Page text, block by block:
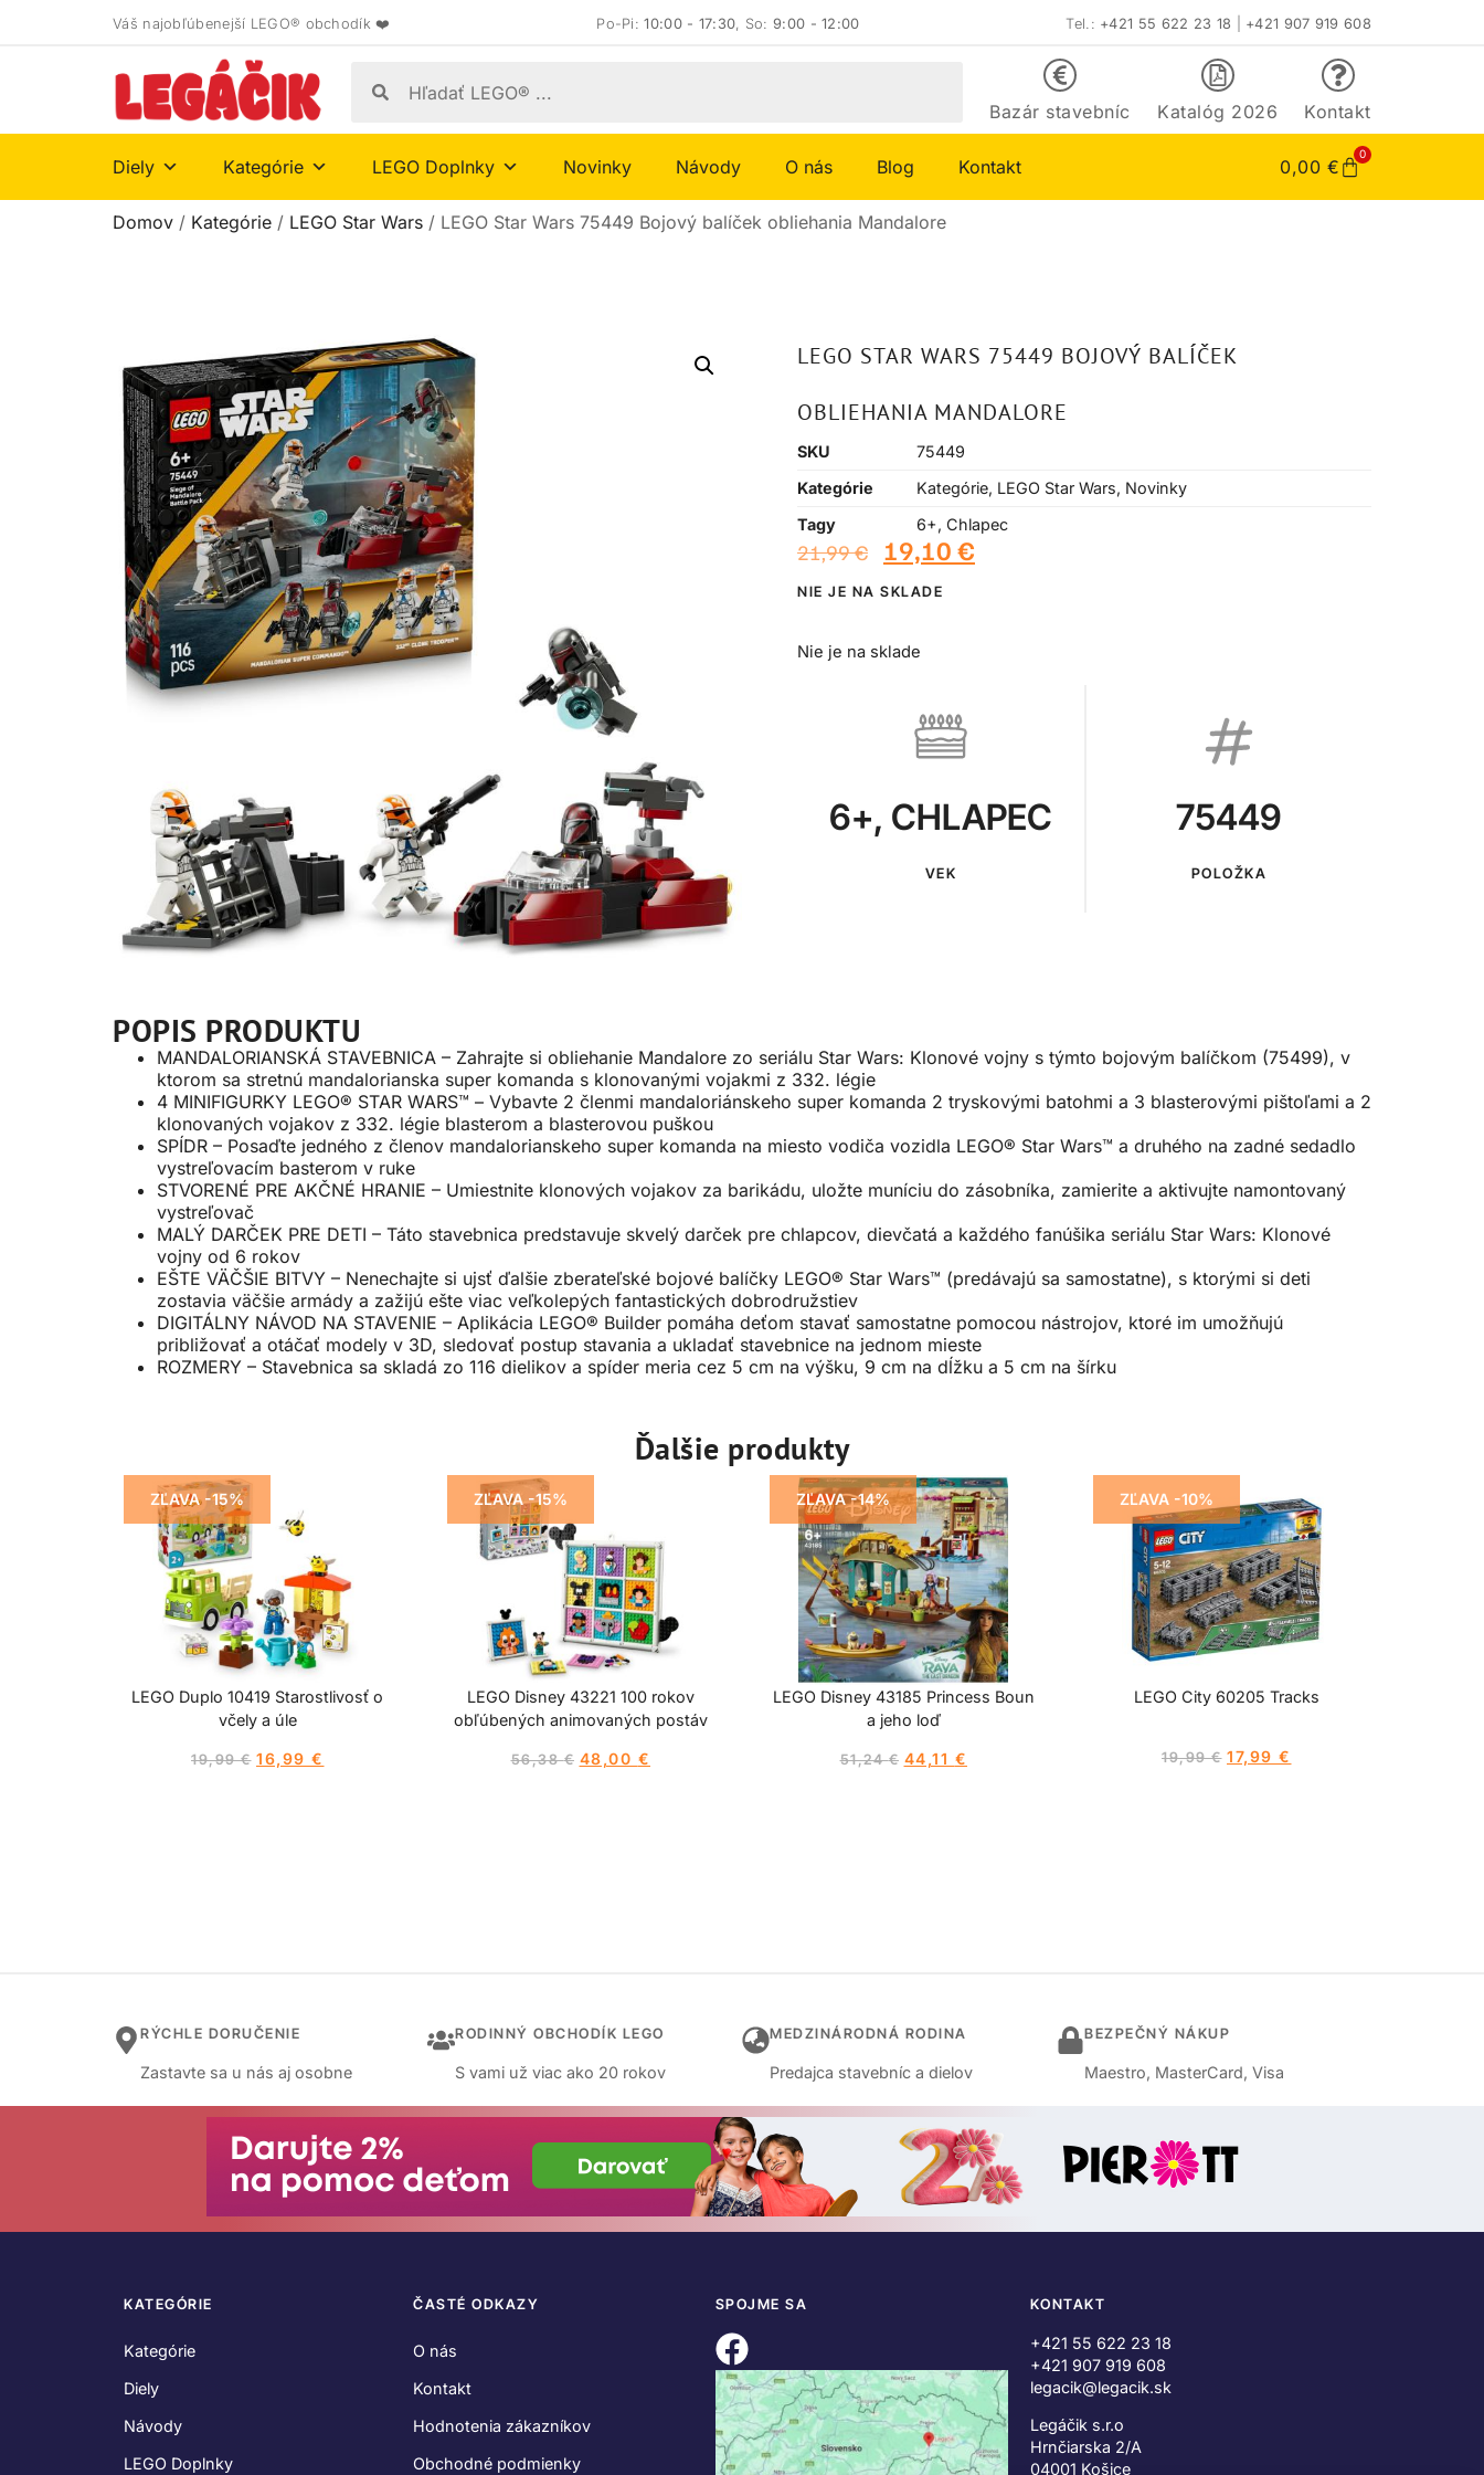
Váš najobľúbenejší LEGO® obchodík ❤️ Po-Pi:10:00 - 17:30, So:9:00 - 12:00 Tel.: +421 55 622 23 18 +421 907 919 608
Bazár stavebníc Katalóg 2026 Kontakt
Diely Kategórie LEGO Doplnky Novinky Návody O nás Blog Kontakt 0,00 €
0
Domov / Kategórie / LEGO Star Wars / LEGO Star Wars 75449 Bojový balíček obliehania Mandalore
LEGO STAR WARS 75449 BOJOVÝ BALÍČEK
OBLIEHANIA MANDALORE
SKU
75449
Kategórie
Kategórie, LEGO Star Wars, Novinky
Tagy
6+, Chlapec
21,99€ 19,10 €
NIE JE NA SKLADE
Nie je na sklade
6+, CHLAPEC
VEK
75449
POLOŽKA
POPIS PRODUKTU
MANDALORIANSKÁ STAVEBNICA – Zahrajte si obliehanie Mandalore zo seriálu Star Wars: Klonové vojny s týmto bojovým balíčkom (75499), v
ktorom sa stretnú mandalorianska super komanda s klonovanými vojakmi z 332. légie
4 MINIFIGURKY LEGO® STAR WARS™ – Vybavte 2 členmi mandaloriánskeho super komanda 2 tryskovými batohmi a 3 blasterovými pištoľami a 2
klonovaných vojakov z 332. légie blasterom a blasterovou puškou
SPÍDR – Posaďte jedného z členov mandalorianskeho super komanda na miesto vodiča vozidla LEGO® Star Wars™ a druhého na zadné sedadlo
vystreľovacím basterom v ruke
STVORENÉ PRE AKČNÉ HRANIE – Umiestnite klonových vojakov za barikádu, uložte muníciu do zásobníka, zamierite a aktivujte namontovaný
vystreľovač
MALÝ DARČEK PRE DETI – Táto stavebnica predstavuje skvelý darček pre chlapcov, dievčatá a každého fanúšika seriálu Star Wars: Klonové
vojny od 6 rokov
EŠTE VÄČŠIE BITVY – Nenechajte si ujsť ďalšie zberateľské bojové balíčky LEGO® Star Wars™ (predávajú sa samostatne), s ktorými si deti
zostavia väčšie armády a zažijú ešte viac veľkolepých fantastických dobrodružstiev
DIGITÁLNY NÁVOD NA STAVENIE – Aplikácia LEGO® Builder pomáha deťom stavať samostatne pomocou nástrojov, ktoré im umožňujú
približovať a otáčať modely v 3D, sledovať postup stavania a ukladať stavebnice na jednom mieste
ROZMERY – Stavebnica sa skladá zo 116 dielikov a spíder meria cez 5 cm na výšku, 9 cm na dĺžku a 5 cm na šírku
Ďalšie produkty
ZĽAVA -15%
LEGO Duplo 10419 Starostlivosť o
včely a úle
19,99€ 16,99 €
ZĽAVA -15%
LEGO Disney 43221 100 rokov
obľúbených animovaných postáv
56,38€ 48,00 €
ZĽAVA -14%
LEGO Disney 43185 Princess Boun
a jeho loď
51,24€ 44,11 €
ZĽAVA -10%
LEGO City 60205 Tracks
19,99€ 17,99 €
RÝCHLE DORUČENIE
Zastavte sa u nás aj osobne
RODINNÝ OBCHODÍK LEGO
S vami už viac ako 20 rokov
MEDZINÁRODNÁ RODINA
Predajca stavebníc a dielov
BEZPEČNÝ NÁKUP
Maestro, MasterCard, Visa
KATEGÓRIE
Kategórie
Diely
Návody
LEGO Doplnky
ČASTÉ ODKAZY
O nás
Kontakt
Hodnotenia zákazníkov
Obchodné podmienky
SPOJME SA KONTAKT
+421 55 622 23 18
+421 907 919 608
legacik@legacik.sk
Legáčik s.r.o
Hrnčiarska 2/A
04001 Košice